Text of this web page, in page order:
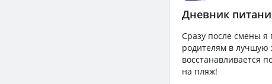
Дневник
Сразу после смены я
родителям в лучшую
восстанавливается
на пляж!